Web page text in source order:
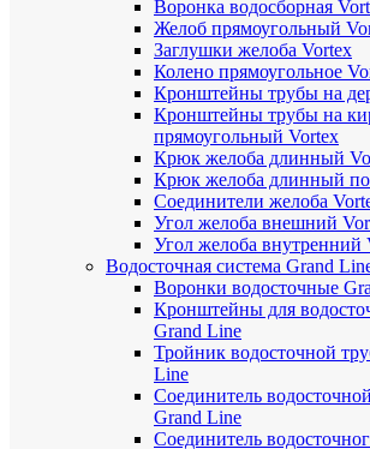
Воронка водосборная
Желоб прямоугольный
Заглушки желоба Vortex
Колено прямоугольное
Кронштейны трубы на
Кронштейны трубы на
прямоугольный Vortex
Крюк желоба длинный
Крюк желоба длинный
Соединители желоба
Угол желоба внешний
Угол желоба внутренний
Водосточная система Grand
Воронки водосточные
Кронштейны для
Grand Line
Тройник водосточной
Line
Соединитель
Grand Line
Соединитель